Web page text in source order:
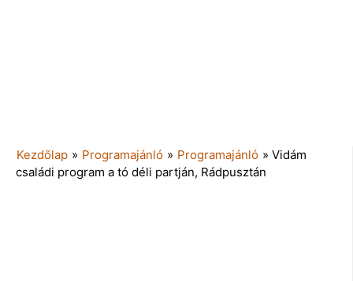
Kezdőlap » Programajánló » Programajánló » Vidám
családi program a tó déli partján, Rádpusztán